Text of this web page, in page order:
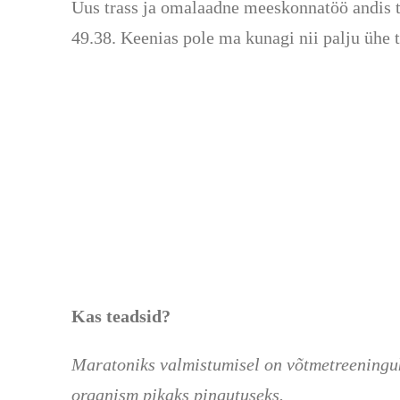
Uus trass ja omalaadne meeskonnatöö
49.38. Keenias pole ma kunagi nii palju
Kas teadsid?
Maratoniks valmistumisel on
organism pikaks pingutuseks.